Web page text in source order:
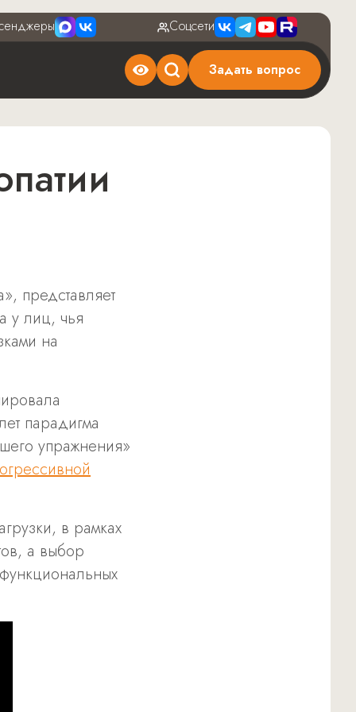
Соцсети
Задать вопрос
представляет
у лиц, чья
на
парадигма
упражнения»
в рамках
а выбор